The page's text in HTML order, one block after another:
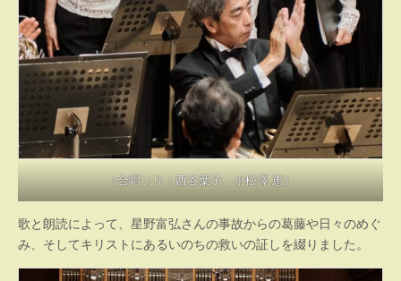
（合唱ソリ：西谷葉子、小松澤 恵）
歌と朗読によって、星野富弘さんの事故からの葛藤や日々のめぐ
み、そしてキリストにあるいのちの救いの証しを綴りました。